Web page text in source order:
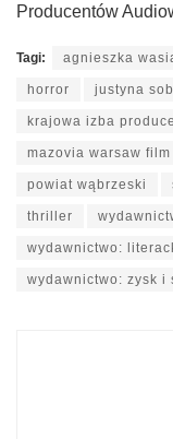
Producentów
Tagi: agnieszka
horror justyna
krajowa izba
mazovia warsaw
powiat wąbrzeski
thriller
wydawnictwo:
wydawnictwo: zysk i